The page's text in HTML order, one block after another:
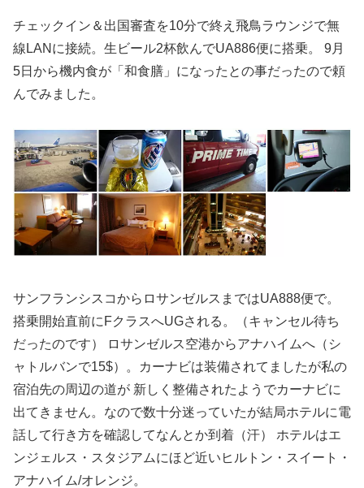
チェックイン＆出国審査を10分で終え飛鳥ラウンジで無
線LANに接続。生ビール2杯飲んでUA886便に搭乗。 9月
5日から機内食が「和食膳」になったとの事だったので頼
んでみました。
サンフランシスコからロサンゼルスまではUA888便で。
搭乗開始直前にFクラスへUGされる。（キャンセル待ち
だったのです） ロサンゼルス空港からアナハイムへ（シ
ャトルバンで15$）。カーナビは装備されてましたが私の
宿泊先の周辺の道が 新しく整備されたようでカーナビに
出てきません。なので数十分迷っていたが結局ホテルに電
話して行き方を確認してなんとか到着（汗） ホテルはエ
ンジェルス・スタジアムにほど近いヒルトン・スイート・
アナハイム/オレンジ。